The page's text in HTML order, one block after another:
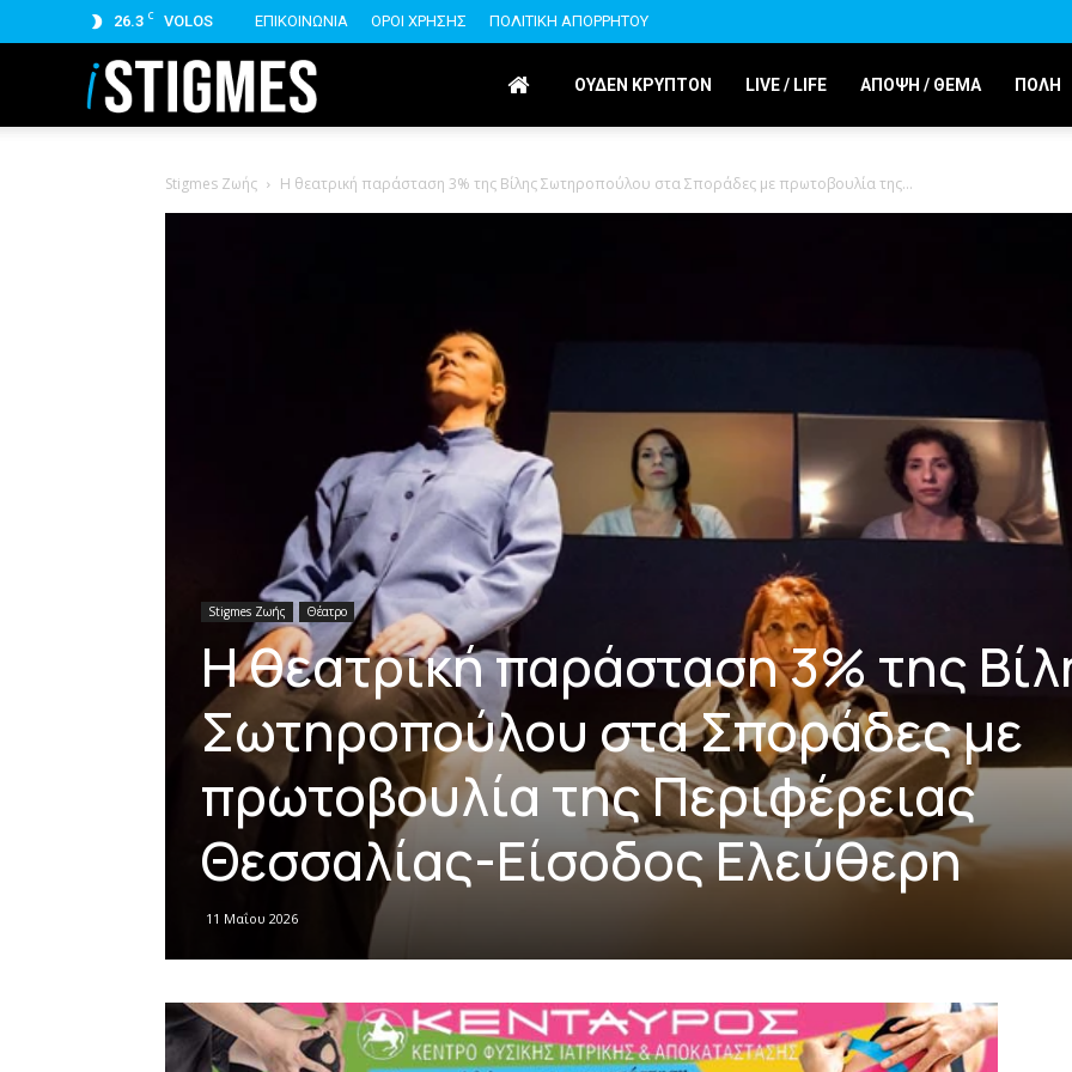
26.3 C VOLOS ΕΠΙΚΟΙΝΩΝΙΑ ΟΡΟΙ ΧΡΗΣΗΣ ΠΟΛΙΤΙΚΗ ΑΠΟΡΡΗΤΟΥ
istigmes ΟΥΔΕΝ ΚΡΥΠΤΟΝ LIVE / LIFE ΑΠΟΨΗ / ΘΕΜΑ ΠΟΛΗ
Stigmes Ζωής Η θεατρική παράσταση 3% της Βίλης Σωτηροπούλου στα Σποράδες με πρωτοβουλία της...
Stigmes Ζωής Θέατρο
Η θεατρική παράσταση 3% της
Σωτηροπούλου στα Σποράδες με
πρωτοβουλία της Περιφέρειας
Θεσσαλίας-Είσοδος Ελεύθερη
11 Μαΐου 2026